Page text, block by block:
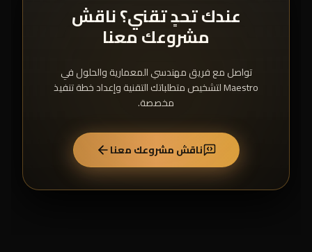
عندك تحدٍ تقني؟ ناقش
مشروعك معنا
تواصل مع فريق مهندسي المعمارية والحلول في
Maestro لتشخيص متطلباتك التقنية وإعداد خطة تنفيذ
مخصصة.
ناقش مشروعك معنا